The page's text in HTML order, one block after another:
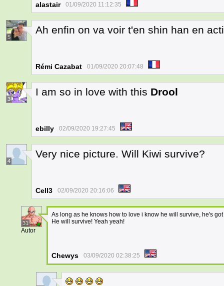
alastair 01/09/2020 11:12:35
5
Ah enfin on va voir t'en shin han en
Rémi Cazabat 01/09/2020 20:07:48
3
I am so in love with this Drool
ebilly 02/09/2020 19:27:45
4
Very nice picture. Will Kiwi survive?
Cell3 02/09/2020 20:16:06
31
Autor
As long as he knows how to love i know he will survive, he's
He will survive! Yeah yeah!
Chewys 03/09/2020 02:38:25